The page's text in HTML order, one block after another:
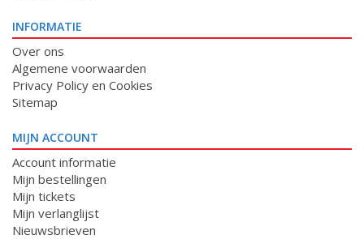
INFORMATIE
Over ons
Algemene voorwaarden
Privacy Policy en Cookies
Sitemap
MIJN ACCOUNT
Account informatie
Mijn bestellingen
Mijn tickets
Mijn verlanglijst
Nieuwsbrieven